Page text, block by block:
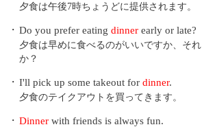
夕食は午後7時ちょうどに提供されます。
・ Do you prefer eating dinner early or late?
夕食は早めに食べるのがいいですか、そ
か？
・ I'll pick up some takeout for dinner.
夕食のテイクアウトを買ってきます。
・ Dinner with friends is always fun.